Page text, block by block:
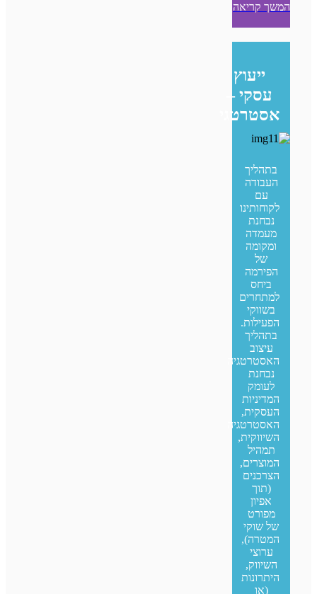
המשך קריאה
ייעוץ
עסקי –
אסטרטגי
בתהליך
העבודה
עם
לקוחותינו
נבחנת
מעמדה
ומקומה
של
הפירמה
ביחס
למתחרים
בשווקי
הפעילות.
בתהליך
עיצוב
האסטרטגיה
נבחנת
לעומק
המדיניות
העסקית,
האסטרטגיה
השיווקית,
תמהיל
המוצרים,
הצרכנים
(תוך
אפיון
מפורט
של שוקי
המטרה),
ערוצי
השיווק,
היתרונות
(או